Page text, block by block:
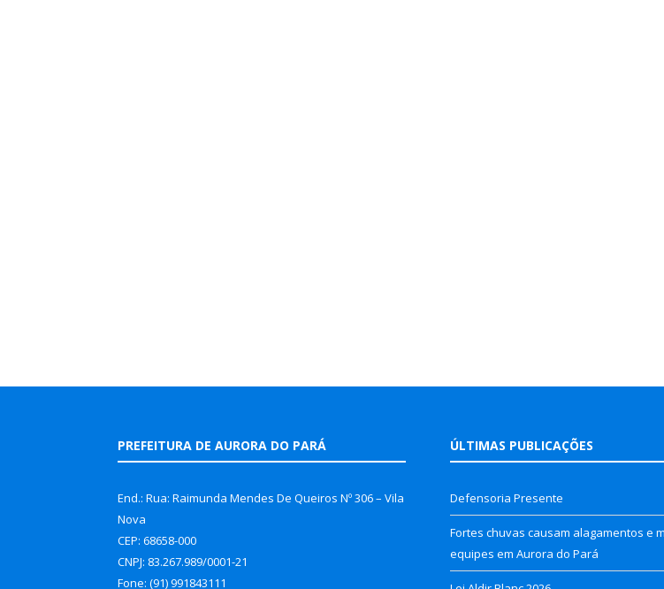
PREFEITURA DE AURORA DO PARÁ
End.: Rua: Raimunda Mendes De Queiros Nº 306 – Vila
Nova
CEP: 68658-000
CNPJ: 83.267.989/0001-21
Fone: (91) 991843111
ÚLTIMAS PUBLICAÇÕES
Defensoria Presente
Fortes chuvas causam alagamentos e
equipes em Aurora do Pará